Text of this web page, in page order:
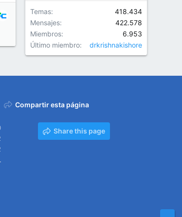
Temas
418.434
Mensajes
422.578
Miembros
6.953
Último miembro
drkrishnakishore
Compartir esta página
Share this page